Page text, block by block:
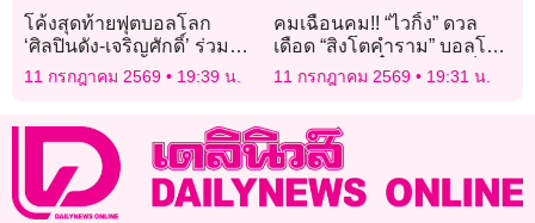
โค้งสุดท้ายฟุตบอลโลก
‘ศิลปินดัง-เจริญศักดิ์’ ร่วม
งานคึกคัก
11 กรกฎาคม 2569 19:39 น.
คมเฉือนคม!! “ไวกิ้ง” ดวล
เดือด “สิงโตคำราม” บอลโลก
รอบ 8 ทีม มีตั๋วรอบรองเป็น
เดิมพัน
11 กรกฎาคม 2569 19:31 น.